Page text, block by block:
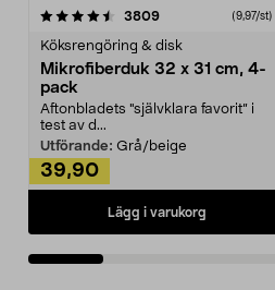
3809recensioner (9,97/st)
Köksrengöring & disk
Mikrofiberduk 32 x 31 cm, 4-
pack
Aftonbladets "självklara favorit” i
test av d...
Utförande: Grå/beige
39,90
Lägg i varukorg
4.0av 5 stjärnor